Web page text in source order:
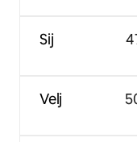
Sij
Velj